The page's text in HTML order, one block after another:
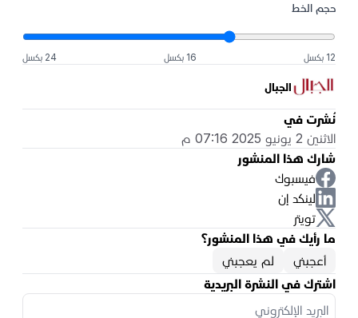
حجم الخط
12 بكسل 16 بكسل 24 بكسل
الجبال
نُشرت في
الاثنين 2 يونيو 2025 07:16 م
شارك هذا المنشور
فيسبوك
لينكد إن
تويتر
ما رأيك في هذا المنشور؟
أعجبني
لم يعجبني
اشترك في النشرة البريدية